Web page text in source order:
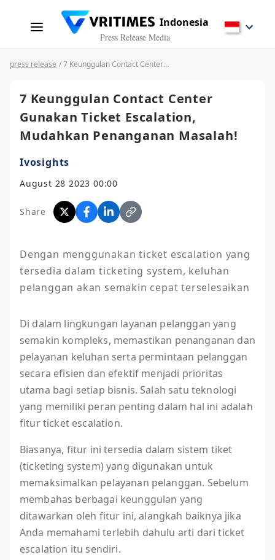
Indonesia
Press Release Media
press release / 7 Keunggulan Contact Center Gunakan Ticket Escalation, Mudahkan Penanganan Masalah!
7 Keunggulan Contact Center
Gunakan Ticket Escalation,
Mudahkan Penanganan Masalah!
Ivosights
August 28 2023 00:00
Share
Dengan menggunakan ticket escalation yang
tersedia dalam ticketing system, keluhan
pelanggan akan semakin cepat terselesaikan
Di dalam lingkungan layanan pelanggan yang
semakin kompleks, memastikan penanganan dan
pelayanan keluhan serta permintaan pelanggan
secara efisien dan efektif menjadi prioritas
utama bagi setiap bisnis. Salah satu teknologi
yang memiliki peran penting dalam hal ini adalah
fitur ticket escalation.
Biasanya, fitur ini tersedia dalam sistem tiket
(ticketing system) yang digunakan untuk
memaksimalkan pelayanan pelanggan. Sebelum
membahas berbagai keunggulan yang
ditawarkan oleh fitur ini, alangkah baiknya jika
Anda memahami terlebih dahulu arti dari ticket
escalation itu sendiri.